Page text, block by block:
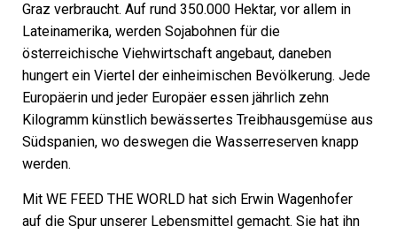
Graz verbraucht. Auf rund 350.000 Hektar, vor allem in
Lateinamerika, werden Sojabohnen für die
österreichische Viehwirtschaft angebaut, daneben
hungert ein Viertel der einheimischen Bevölkerung. Jede
Europäerin und jeder Europäer essen jährlich zehn
Kilogramm künstlich bewässertes Treibhausgemüse aus
Südspanien, wo deswegen die Wasserreserven knapp
werden.
Mit WE FEED THE WORLD hat sich Erwin Wagenhofer
auf die Spur unserer Lebensmittel gemacht. Sie hat ihn